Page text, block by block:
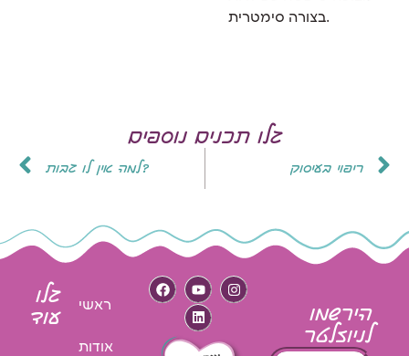
בצורה סימטרית.
גלו תכנים נוספים
למה אין לו גבות? ריפוי בעיסוק
גלו
עוד
ראשי
אודות
הירשמו
לניוזלטר